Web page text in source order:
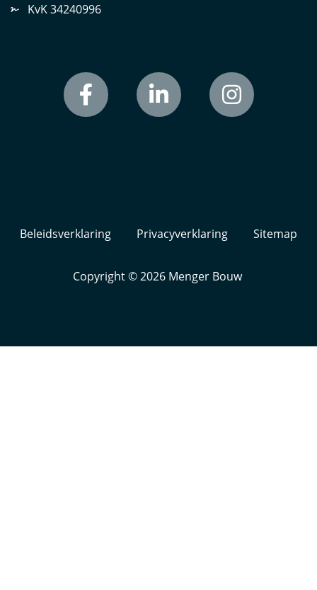
KvK 34240996
Beleidsverklaring Privacyverklaring Sitemap
Copyright © 2026 Menger Bouw